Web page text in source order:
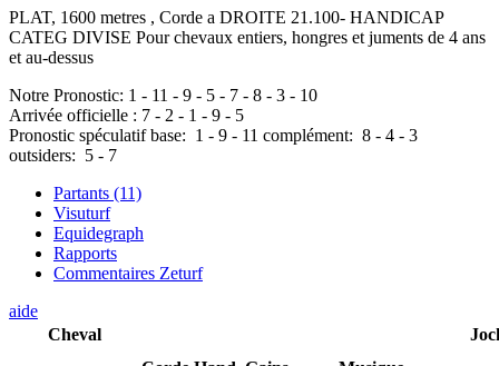
PLAT, 1600 metres , Corde a DROITE 21.100- HANDICAP
CATEG DIVISE Pour chevaux entiers, hongres et juments de 4 ans
et au-dessus
Notre Pronostic: 1 - 11 - 9 - 5 - 7 - 8 - 3 - 10
Arrivée officielle : 7 - 2 - 1 - 9 - 5
Pronostic spéculatif base: 1 - 9 - 11 complément: 8 - 4 - 3
outsiders: 5 - 7
Partants (11)
Visuturf
Equidegraph
Rapports
Commentaires Zeturf
aide
Cheval